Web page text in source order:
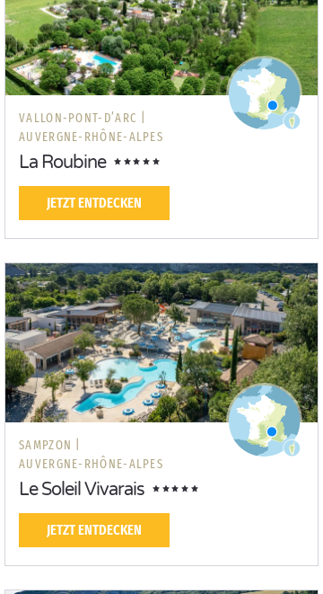
VALLON-PONT-D’ARC |
AUVERGNE-RHÔNE-ALPES
La Roubine
JETZT ENTDECKEN
SAMPZON |
AUVERGNE-RHÔNE-ALPES
Le Soleil Vivarais
JETZT ENTDECKEN